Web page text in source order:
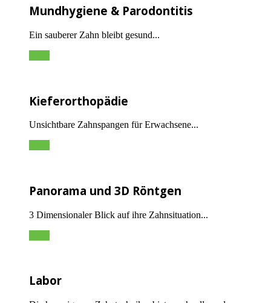
Mundhygiene & Parodontitis
Ein sauberer Zahn bleibt gesund...
Kieferorthopädie
Unsichtbare Zahnspangen für Erwachsene...
Panorama und 3D Röntgen
3 Dimensionaler Blick auf ihre Zahnsituation...
Labor